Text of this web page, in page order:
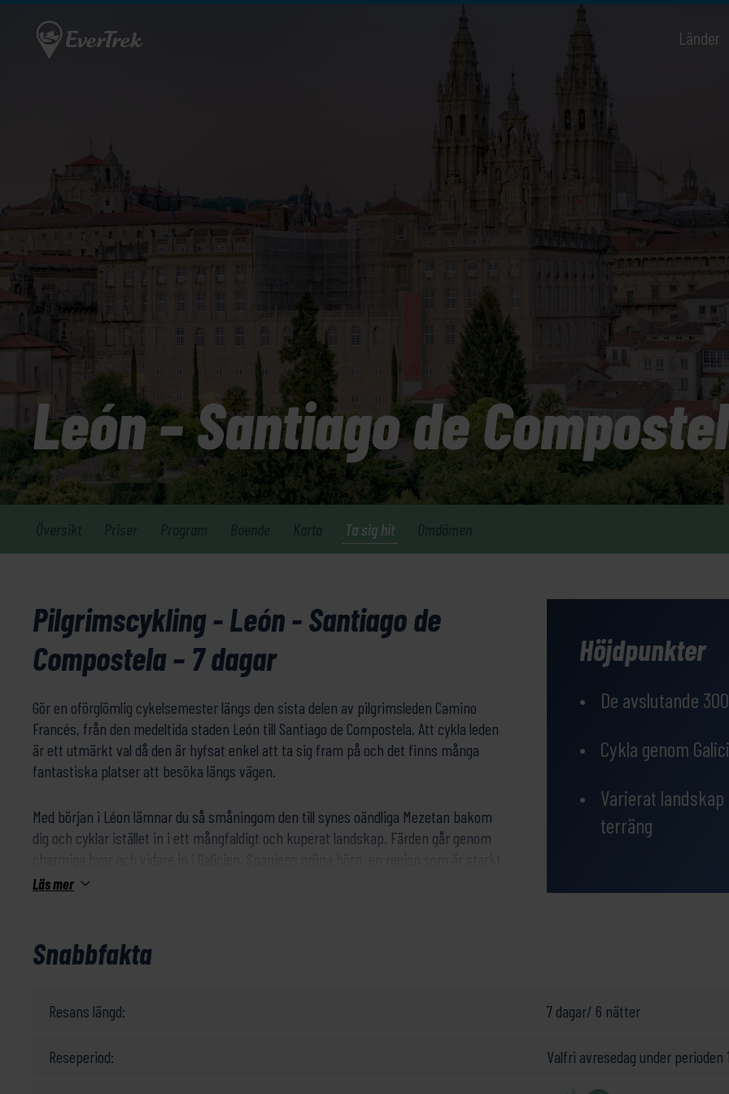
Länder
León – Santiago de
Ta sig hit
Pilgrimscykling - León - Santiago de
Compostela – 7 dagar
Gör en oförglömlig cykelsemester längs den sista delen av pilgrimsleden Camino
Francés, från den medeltida staden León till Santiago de Compostela. Att cykla leden
är ett utmärkt val då den är hyfsat enkel att ta sig fram på och det finns många
fantastiska platser att besöka längs vägen.
Med början i Léon lämnar du så småningom den till synes oändliga Mezetan bakom
dig och cyklar istället in i ett mångfaldigt och kuperat landskap. Färden går genom
präglad av keltisk kultur. Vid resans slut når du sedan den magnifika och
Resans längd, både i antal dagar, km, etc. är gjort utifrån de sträckor vi anser
dina önskemål.
Svårighetsgrad
Läs mer
Höjdpunkter
De avslutande
Cykla genom
Varierat
terräng
Snabbfakta
Resans längd: 7 dagar/ 6 nätter
Reseperiod: Valfri avresedag under perioden